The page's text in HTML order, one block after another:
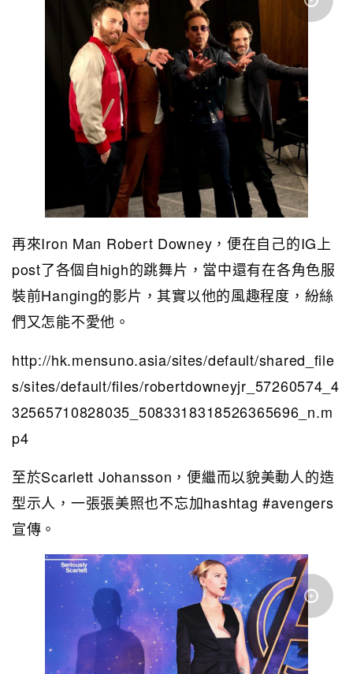
再來Iron Man Robert Downey，便在自己的IG上
post了各個自high的跳舞片，當中還有在各角色服
裝前Hanging的影片，其實以他的風趣程度，紛絲
們又怎能不愛他。
http://hk.mensuno.asia/sites/default/shared_file
s/sites/default/files/robertdowneyjr_57260574_4
32565710828035_5083318318526365696_n.m
p4
至於Scarlett Johansson，便繼而以貌美動人的造
型示人，一張張美照也不忘加hashtag #avengers
宣傳。